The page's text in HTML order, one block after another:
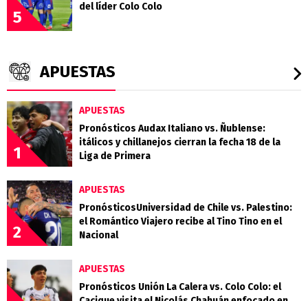
5
del líder Colo Colo
APUESTAS
1
APUESTAS
Pronósticos Audax Italiano vs. Ñublense:
itálicos y chillanejos cierran la fecha 18 de la
Liga de Primera
2
APUESTAS
PronósticosUniversidad de Chile vs. Palestino:
el Romántico Viajero recibe al Tino Tino en el
Nacional
APUESTAS
Pronósticos Unión La Calera vs. Colo Colo: el